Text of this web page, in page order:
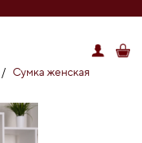
/ Сумка женская